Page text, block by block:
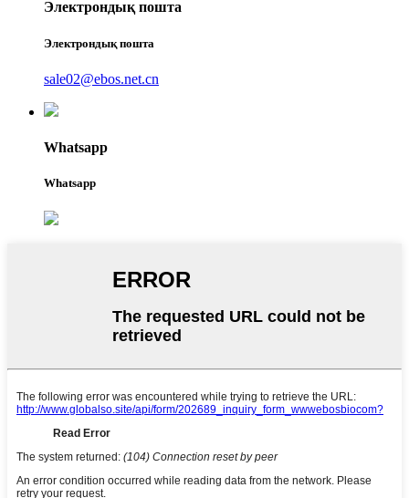
Электрондық пошта
Электрондық пошта
sale02@ebos.net.cn
Whatsapp
Whatsapp